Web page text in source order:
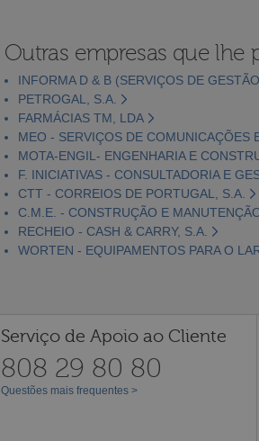
Outras empresas que lhe
INFORMA D & B (SERVIÇOS DE
PETROGAL, S.A.
FARMÁCIAS TM, LDA
MEO - SERVIÇOS DE COMUNICAÇÕES
MOTA-ENGIL- ENGENHARIA E
F. INICIATIVAS - CONSULTADORIA E
CTT - CORREIOS DE PORTUGAL, S.A.
C.M.E. - CONSTRUÇÃO E
RECHEIO - CASH & CARRY, S.A.
WORTEN - EQUIPAMENTOS PARA O
Serviço de Apoio ao Cliente
808 29 80 80
Questões mais frequentes >